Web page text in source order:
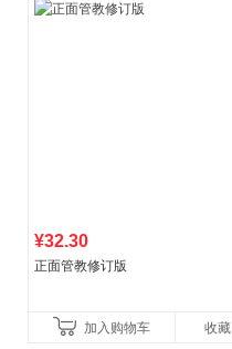
¥32.30
正面管教修订版
加入购物车 收藏